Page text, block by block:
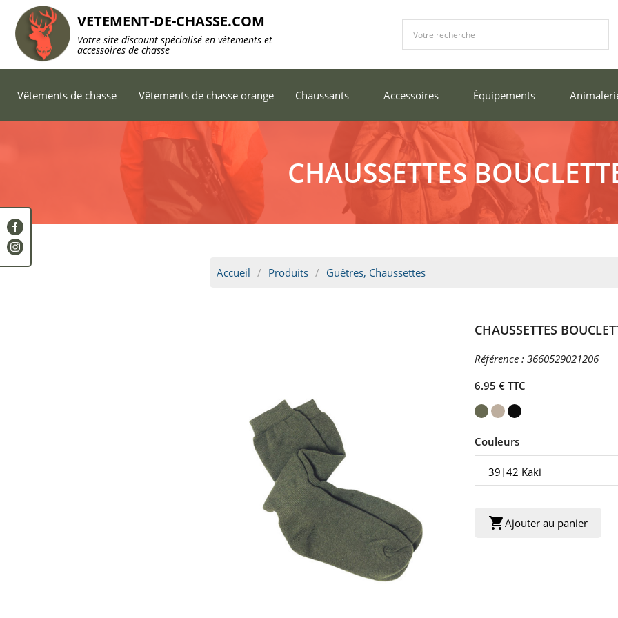
VETEMENT-DE-CHASSE.COM
Votre site discount spécialisé en vêtements et
accessoires de chasse
Vêtements de chasse Vêtements de chasse orange Chaussants Accessoires Équipements
CHAUSSETTES
Accueil Produits Guêtres, Chaussettes
CHAUSSETTES
Référence : 3660529021206
6.95 € TTC
Couleurs
shopping_cartAjouter au panier